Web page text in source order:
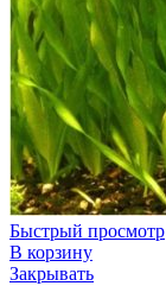
Быстрый просмотр
В корзину
Закрывать